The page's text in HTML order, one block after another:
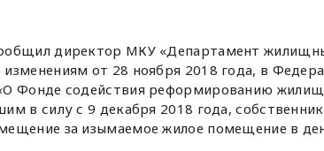
директор МКУ «Департамент
изменениям от 28 ноября 2018 года, в
Фонде содействия реформированию
в силу с 9 декабря 2018 года,
за изымаемое жилое помещение в